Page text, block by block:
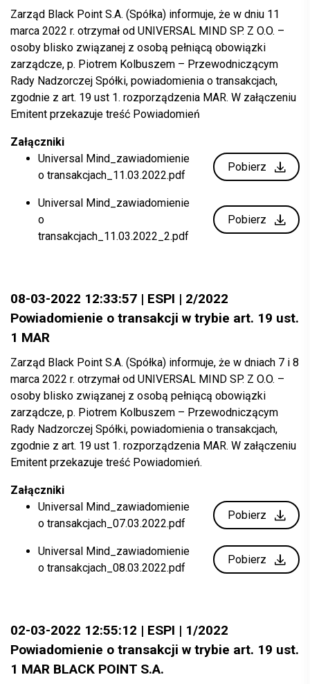
Zarząd Black Point S.A. (Spółka) informuje, że w dniu 11
marca 2022 r. otrzymał od UNIVERSAL MIND SP. Z O.O. –
osoby blisko związanej z osobą pełniącą obowiązki
zarządcze, p. Piotrem Kolbuszem – Przewodniczącym
Rady Nadzorczej Spółki, powiadomienia o transakcjach,
zgodnie z art. 19 ust 1. rozporządzenia MAR. W załączeniu
Emitent przekazuje treść Powiadomień
Załączniki
Universal Mind_zawiadomienie
o transakcjach_11.03.2022.pdf
Pobierz
Universal Mind_zawiadomienie
o
transakcjach_11.03.2022_2.pdf
Pobierz
08-03-2022 12:33:57 | ESPI | 2/2022
Powiadomienie o transakcji w trybie art. 19 ust.
1 MAR
Zarząd Black Point S.A. (Spółka) informuje, że w dniach 7 i 8
marca 2022 r. otrzymał od UNIVERSAL MIND SP. Z O.O. –
osoby blisko związanej z osobą pełniącą obowiązki
zarządcze, p. Piotrem Kolbuszem – Przewodniczącym
Rady Nadzorczej Spółki, powiadomienia o transakcjach,
zgodnie z art. 19 ust 1. rozporządzenia MAR. W załączeniu
Emitent przekazuje treść Powiadomień.
Załączniki
Universal Mind_zawiadomienie
o transakcjach_07.03.2022.pdf
Pobierz
Universal Mind_zawiadomienie
o transakcjach_08.03.2022.pdf
Pobierz
02-03-2022 12:55:12 | ESPI | 1/2022
Powiadomienie o transakcji w trybie art. 19 ust.
1 MAR BLACK POINT S.A.